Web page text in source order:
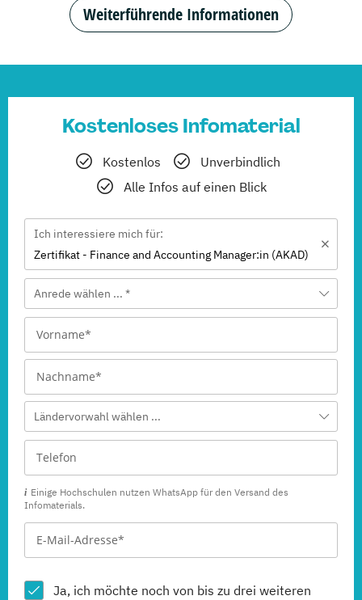
Weiterführende Informationen
Kostenloses Infomaterial
Kostenlos
Unverbindlich
Alle Infos auf einen Blick
Ich interessiere mich für:
Zertifikat - Finance and Accounting Manager:in (AKAD)
Anrede wählen ... *
Ländervorwahl wählen ...
Einige Hochschulen nutzen WhatsApp für den Versand des
Infomaterials.
Ja, ich möchte noch von bis zu drei weiteren